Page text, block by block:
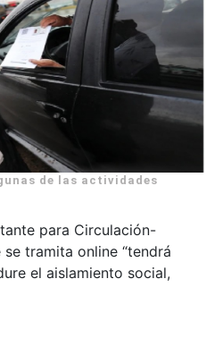
de las actividades
para Circulación-
se tramita online “tendrá
el aislamiento social,